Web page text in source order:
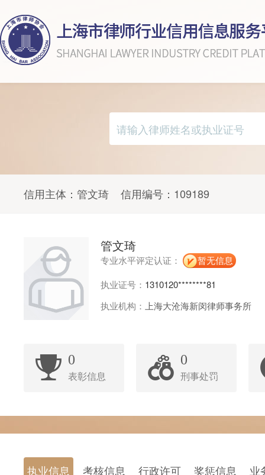
信用主体： 管文琦 信用编号： 109189
管文琦
专业水平评定认证：
暂无信息
执业证号： 1310120********81
执业机构： 上海大沧海新闵律师事务所
0
表彰信息
0
刑事处罚
执业信息 考核信息 行政许可 奖惩信息 业